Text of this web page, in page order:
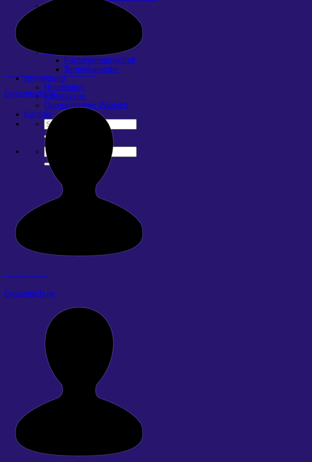
Für Eltern
FAQ & Dokumente
Sonstiges
Fördergemeinschaft
Terminkalender
Anmeldung
Hospitation
Erstklässler
Quereinsteiger-Wunsch
Kontakt
Bauer Weissenberg, Lucrecia Maria
Gesamtschule
Gesamtschule